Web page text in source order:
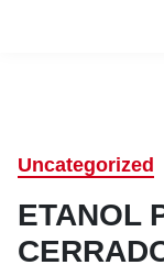
Uncategorized
ETANOL